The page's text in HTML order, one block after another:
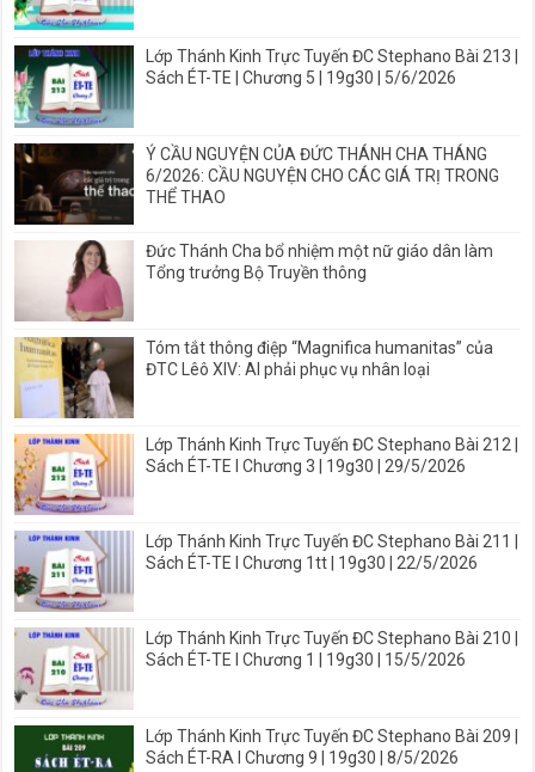
Lớp Thánh Kinh Trực Tuyến ĐC Stephano Bài 213 |
Sách ÉT-TE | Chương 5 | 19g30 | 5/6/2026
Ý CẦU NGUYỆN CỦA ĐỨC THÁNH CHA THÁNG
6/2026: CẦU NGUYỆN CHO CÁC GIÁ TRỊ TRONG
THỂ THAO
Đức Thánh Cha bổ nhiệm một nữ giáo dân làm
Tổng trưởng Bộ Truyền thông
Tóm tắt thông điệp “Magnifica humanitas” của
ĐTC Lêô XIV: AI phải phục vụ nhân loại
Lớp Thánh Kinh Trực Tuyến ĐC Stephano Bài 212 |
Sách ÉT-TE I Chương 3 | 19g30 | 29/5/2026
Lớp Thánh Kinh Trực Tuyến ĐC Stephano Bài 211 |
Sách ÉT-TE I Chương 1tt | 19g30 | 22/5/2026
Lớp Thánh Kinh Trực Tuyến ĐC Stephano Bài 210 |
Sách ÉT-TE I Chương 1 | 19g30 | 15/5/2026
Lớp Thánh Kinh Trực Tuyến ĐC Stephano Bài 209 |
Sách ÉT-RA I Chương 9 | 19g30 | 8/5/2026